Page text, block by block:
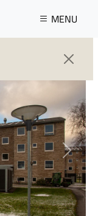
MENU
Next